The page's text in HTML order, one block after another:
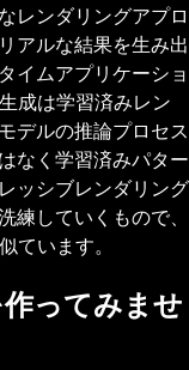
レンダリングアプロ
アルな結果を生み出
イムアプリケーショ
成は学習済みレン
デルの推論プロセス
なく学習済みパター
ッシブレンダリング
練していくもので、
ています。
ってみませ